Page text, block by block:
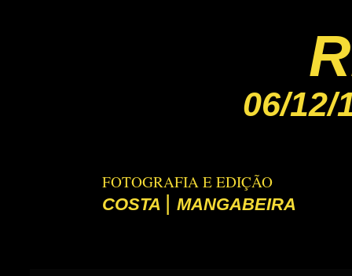
06/12/
FOTOGRAFIA E EDIÇÃO
COSTA | MANGABEIRA